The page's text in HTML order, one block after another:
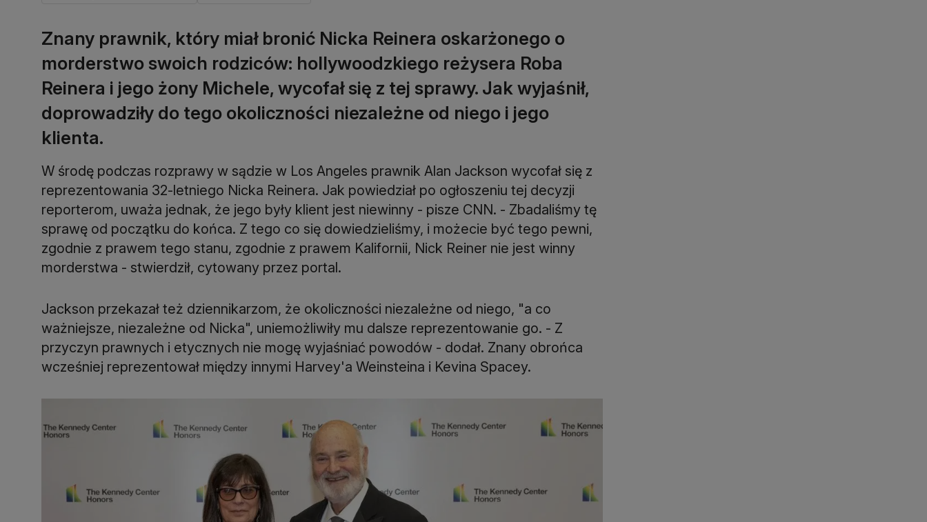
Znany prawnik, który miał bronić Nicka Reinera oskarżonego o
morderstwo swoich rodziców: hollywoodzkiego reżysera Roba
Reinera i jego żony Michele, wycofał się z tej sprawy. Jak wyjaśnił,
doprowadziły do tego okoliczności niezależne od niego i jego
klienta.
W środę podczas rozprawy w sądzie w Los Angeles prawnik Alan Jackson wycofał się z
reprezentowania 32-letniego Nicka Reinera. Jak powiedział po ogłoszeniu tej decyzji
reporterom, uważa jednak, że jego były klient jest niewinny - pisze CNN. - Zbadaliśmy tę
sprawę od początku do końca. Z tego co się dowiedzieliśmy, i możecie być tego pewni,
zgodnie z prawem tego stanu, zgodnie z prawem Kalifornii, Nick Reiner nie jest winny
morderstwa - stwierdził, cytowany przez portal.
Jackson przekazał też dziennikarzom, że okoliczności niezależne od niego, "a co
ważniejsze, niezależne od Nicka", uniemożliwiły mu dalsze reprezentowanie go. - Z
przyczyn prawnych i etycznych nie mogę wyjaśniać powodów - dodał. Znany obrońca
wcześniej reprezentował między innymi Harvey'a Weinsteina i Kevina Spacey.